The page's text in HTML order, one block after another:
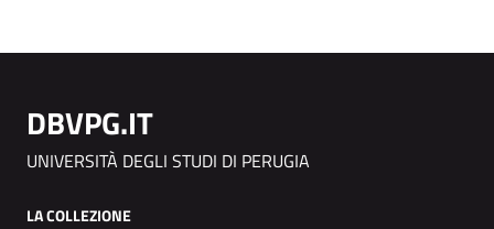
DBVPG.IT
UNIVERSITÀ DEGLI STUDI DI PERUGIA
LA COLLEZIONE